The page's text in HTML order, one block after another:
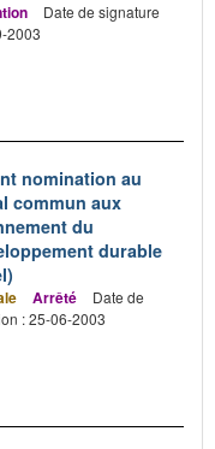
Date de signature
2003
nomination au
commun aux
du
durable
Arrêté
Date de
: 25-06-2003